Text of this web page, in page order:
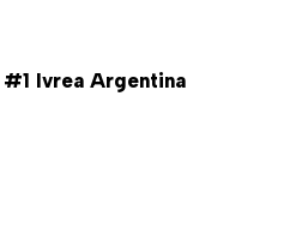
Ivrea Argentina